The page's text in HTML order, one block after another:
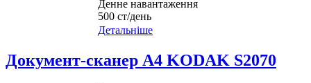
Денне навантаження
500 ст/день
Детальніше
Документ-сканер А4 KODAK S2070